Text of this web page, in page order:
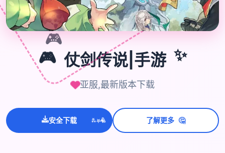
🎮
🎮 仗剑传说|手游 ✨
亚服,最新版本下载
安全下载 ✨⭐💫 了解更多 🤔